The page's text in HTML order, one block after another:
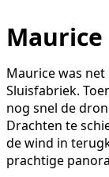
Maurice
Maurice was
Sluisfabriek.
nog snel de
Drachten te
de wind in
prachtige